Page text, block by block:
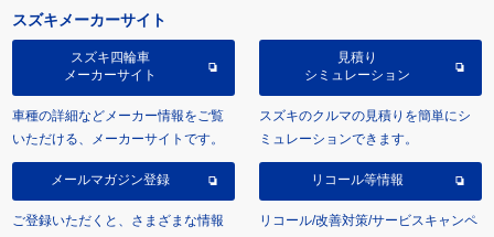
スズキメーカーサイト
スズキ四輪車
メーカーサイト
車種の詳細などメーカー情報をご覧
いただける、メーカーサイトです。
見積り
シミュレーション
スズキのクルマの見積りを簡単にシ
ミュレーションできます。
メールマガジン登録
ご登録いただくと、さまざまな情報
リコール等情報
リコール/改善対策/サービスキャンペ